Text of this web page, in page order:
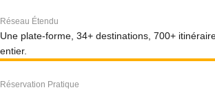
Réseau Étendu
Une plate-forme, 34+ destinations, 700+
entier.
Réservation Pratique